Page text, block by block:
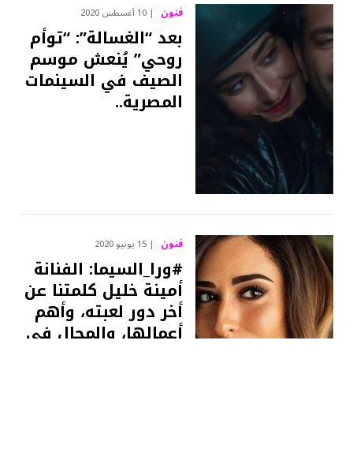
فنون 10 أغسطس 2020
بعد “الغسالة”: “توأم
روحي” يُنعش موسم
الصيف في السينمات
المصرية..
فنون 15 يونيو 2020
#ورا_السيما: الفنانة
أمينة خليل كلمتنا عن
أخر دور لعبته، وأهم
أعمالها، والمجال في